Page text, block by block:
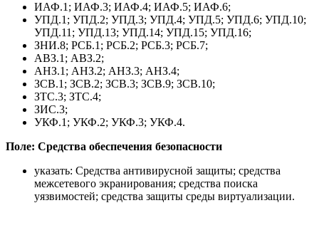
ИАФ.1; ИАФ.3; ИАФ.4; ИАФ.5; ИАФ.6;
УПД.1; УПД.2; УПД.3; УПД.4; УПД.5; УПД.6; УПД.10;
УПД.11; УПД.13; УПД.14; УПД.15; УПД.16;
ЗНИ.8; РСБ.1; РСБ.2; РСБ.3; РСБ.7;
АВЗ.1; АВЗ.2;
АНЗ.1; АНЗ.2; АНЗ.3; АНЗ.4;
ЗСВ.1; ЗСВ.2; ЗСВ.3; ЗСВ.9; ЗСВ.10;
ЗТС.3; ЗТС.4;
ЗИС.3;
УКФ.1; УКФ.2; УКФ.3; УКФ.4.
Поле: Средства обеспечения безопасности
указать: Средства антивирусной защиты; средства
межсетевого экранирования; средства поиска
уязвимостей; средства защиты среды виртуализации.